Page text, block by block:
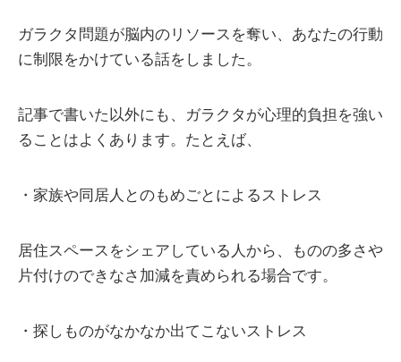
ガラクタ問題が脳内のリソースを奪い、あなたの行動
に制限をかけている話をしました。
記事で書いた以外にも、ガラクタが心理的負担を強い
ることはよくあります。たとえば、
・家族や同居人とのもめごとによるストレス
居住スペースをシェアしている人から、ものの多さや
片付けのできなさ加減を責められる場合です。
・探しものがなかなか出てこないストレス